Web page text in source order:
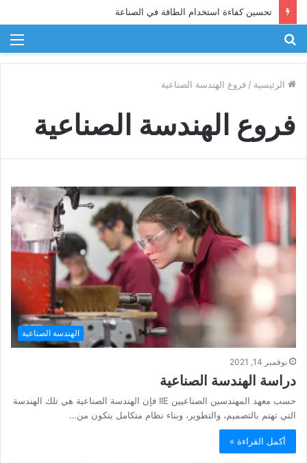
تحسين كفاءة استخدام الطاقة في الصناعة
الرئيسية / فروع الهندسة الصناعية
فروع الهندسة الصناعية
الهندسة الصناعية
نوفمبر 14, 2021
دراسة الهندسة الصناعية
حسب معهد المهندسين الصناعيين IIE فإن الهندسة الصناعية هي تلك الهندسة
التي تهتم بالتصميم، والتطوير، وبناء نظام متكامل يتكون من…
أكمل القراءة »